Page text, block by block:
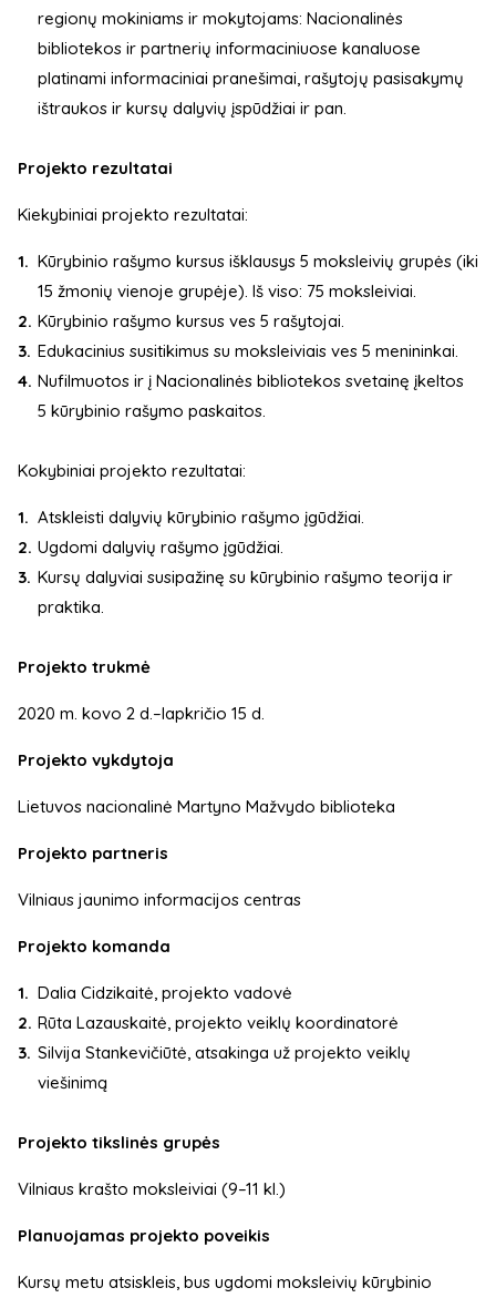
regionų mokiniams ir mokytojams: Nacionalinės
bibliotekos ir partnerių informaciniuose kanaluose
platinami informaciniai pranešimai, rašytojų pasisakymų
ištraukos ir kursų dalyvių įspūdžiai ir pan.
Projekto rezultatai
Kiekybiniai projekto rezultatai:
Kūrybinio rašymo kursus išklausys 5 moksleivių grupės (iki
15 žmonių vienoje grupėje). Iš viso: 75 moksleiviai.
Kūrybinio rašymo kursus ves 5 rašytojai.
Edukacinius susitikimus su moksleiviais ves 5 menininkai.
Nufilmuotos ir į Nacionalinės bibliotekos svetainę įkeltos
5 kūrybinio rašymo paskaitos.
Kokybiniai projekto rezultatai:
Atskleisti dalyvių kūrybinio rašymo įgūdžiai.
Ugdomi dalyvių rašymo įgūdžiai.
Kursų dalyviai susipažinę su kūrybinio rašymo teorija ir
praktika.
Projekto trukmė
2020 m. kovo 2 d.–lapkričio 15 d.
Projekto vykdytoja
Lietuvos nacionalinė Martyno Mažvydo biblioteka
Projekto partneris
Vilniaus jaunimo informacijos centras
Projekto komanda
Dalia Cidzikaitė, projekto vadovė
Rūta Lazauskaitė, projekto veiklų koordinatorė
Silvija Stankevičiūtė, atsakinga už projekto veiklų
viešinimą
Projekto tikslinės grupės
Vilniaus krašto moksleiviai (9–11 kl.)
Planuojamas projekto poveikis
Kursų metu atsiskleis, bus ugdomi moksleivių kūrybinio